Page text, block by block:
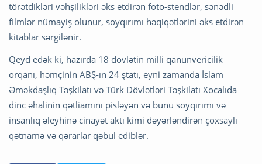
törətdikləri vəhşilikləri əks etdirən foto-stendlər, sənədli
filmlər nümayiş olunur, soyqırımı həqiqətlərini əks etdirən
kitablar sərgilənir.
Qeyd edək ki, hazırda 18 dövlətin milli qanunvericilik
orqanı, həmçinin ABŞ-ın 24 ştatı, eyni zamanda İslam
Əməkdaşlıq Təşkilatı və Türk Dövlətləri Təşkilatı Xocalıda
dinc əhalinin qətliamını pisləyən və bunu soyqırımı və
insanlıq əleyhinə cinayət aktı kimi dəyərləndirən çoxsaylı
qətnamə və qərarlar qəbul ediblər.